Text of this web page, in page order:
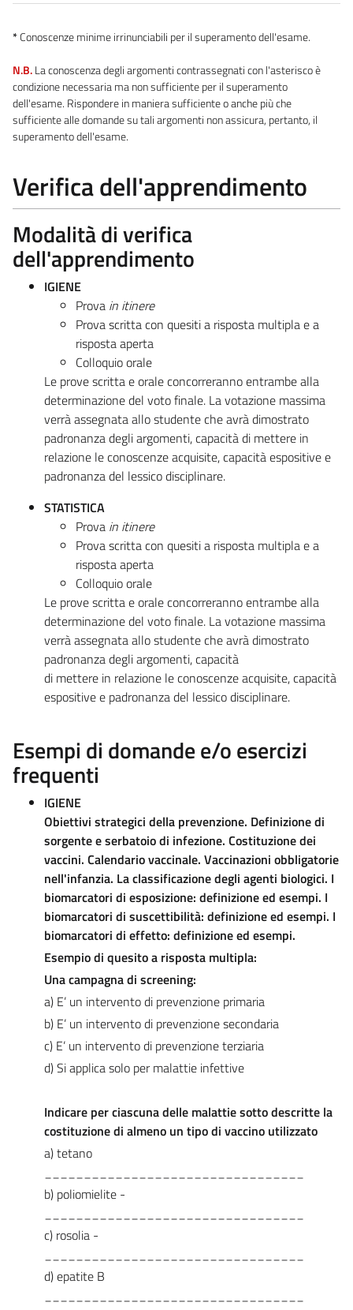
*Conoscenze minime irrinunciabili per il superamento dell'esame.
N.B.La conoscenza degli argomenti contrassegnati con l'asterisco è
condizione necessaria ma non sufficiente per il superamento
dell'esame. Rispondere in maniera sufficiente o anche più che
sufficiente alle domande su tali argomenti non assicura, pertanto, il
superamento dell'esame.
Verifica dell'apprendimento
Modalità di verifica
dell'apprendimento
IGIENE
Prova in itinere
Prova scritta con quesiti a risposta multipla e a
risposta aperta
Colloquio orale
​Le prove scritta e orale concorreranno entrambe alla
determinazione del voto finale. La votazione massima
verrà assegnata allo studente che avrà dimostrato
padronanza degli argomenti, capacità di mettere in
relazione le conoscenze acquisite, capacità espositive e
padronanza del lessico disciplinare.
STATISTICA
Prova in itinere
Prova scritta con quesiti a risposta multipla e a
risposta aperta
Colloquio orale
Le prove scritta e orale concorreranno entrambe alla
determinazione del voto finale. La votazione massima
verrà assegnata allo studente che avrà dimostrato
padronanza degli argomenti, capacità
di mettere in relazione le conoscenze acquisite, capacità
espositive e padronanza del lessico disciplinare.
Esempi di domande e/o esercizi
frequenti
IGIENE
Obiettivi strategici della prevenzione. Definizione di
sorgente e serbatoio di infezione. Costituzione dei
vaccini. Calendario vaccinale. Vaccinazioni obbligatorie
nell'infanzia. La classificazione degli agenti biologici. I
biomarcatori di esposizione: definizione ed esempi. I
biomarcatori di suscettibilità: definizione ed esempi. I
biomarcatori di effetto: definizione ed esempi.
Esempio di quesito a risposta multipla:
Una campagna di screening:
a) E’ un intervento di prevenzione primaria
b) E’ un intervento di prevenzione secondaria
c) E’ un intervento di prevenzione terziaria
d) Si applica solo per malattie infettive
Indicare per ciascuna delle malattie sotto descritte la
costituzione di almeno un tipo di vaccino utilizzato
a) tetano
b) poliomielite ­­­­­­­­­­­­­­­­­­­
c) rosolia ­­­­­­­­­­
d) epatite B